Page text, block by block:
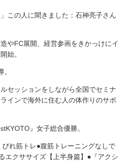
この人に聞きました：石神亮子さん
やFC展開、経営参画をきかっけにイ
始。
セッションをしながら全国でセミナ
インで海外に住む人の体作りのサポ
』女子総合優勝。
れ筋トレ●腹筋トレーニングなしで
エクササイズ【上半身篇】●『アクシ